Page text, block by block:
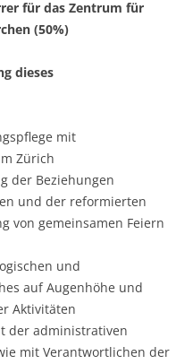
für das Zentrum für
(50%)
dieses
mit
Zürich
der Beziehungen
und der reformierten
von gemeinsamen Feiern
und
auf Augenhöhe und
Aktivitäten
der administrativen
mit Verantwortlichen der